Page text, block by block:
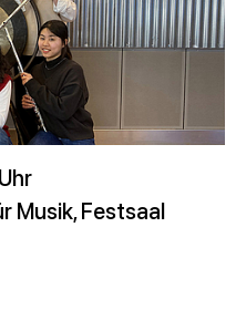
Musik, Festsaal